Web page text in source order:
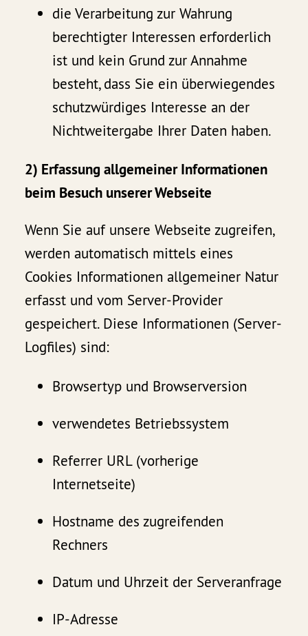
die Verarbeitung zur Wahrung
berechtigter Interessen erforderlich
ist und kein Grund zur Annahme
besteht, dass Sie ein überwiegendes
schutzwürdiges Interesse an der
Nichtweitergabe Ihrer Daten haben.
2) Erfassung allgemeiner Informationen
beim Besuch unserer Webseite
Wenn Sie auf unsere Webseite zugreifen,
werden automatisch mittels eines
Cookies Informationen allgemeiner Natur
erfasst und vom Server-Provider
gespeichert. Diese Informationen (Server-
Logfiles) sind:
Browsertyp und Browserversion
verwendetes Betriebssystem
Referrer URL (vorherige
Internetseite)
Hostname des zugreifenden
Rechners
Datum und Uhrzeit der Serveranfrage
IP-Adresse